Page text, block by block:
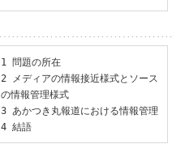
1 問題の所在
2 メディアの情報接近様式とソース
の情報管理様式
3 あかつき丸報道における情報管理
4 結語